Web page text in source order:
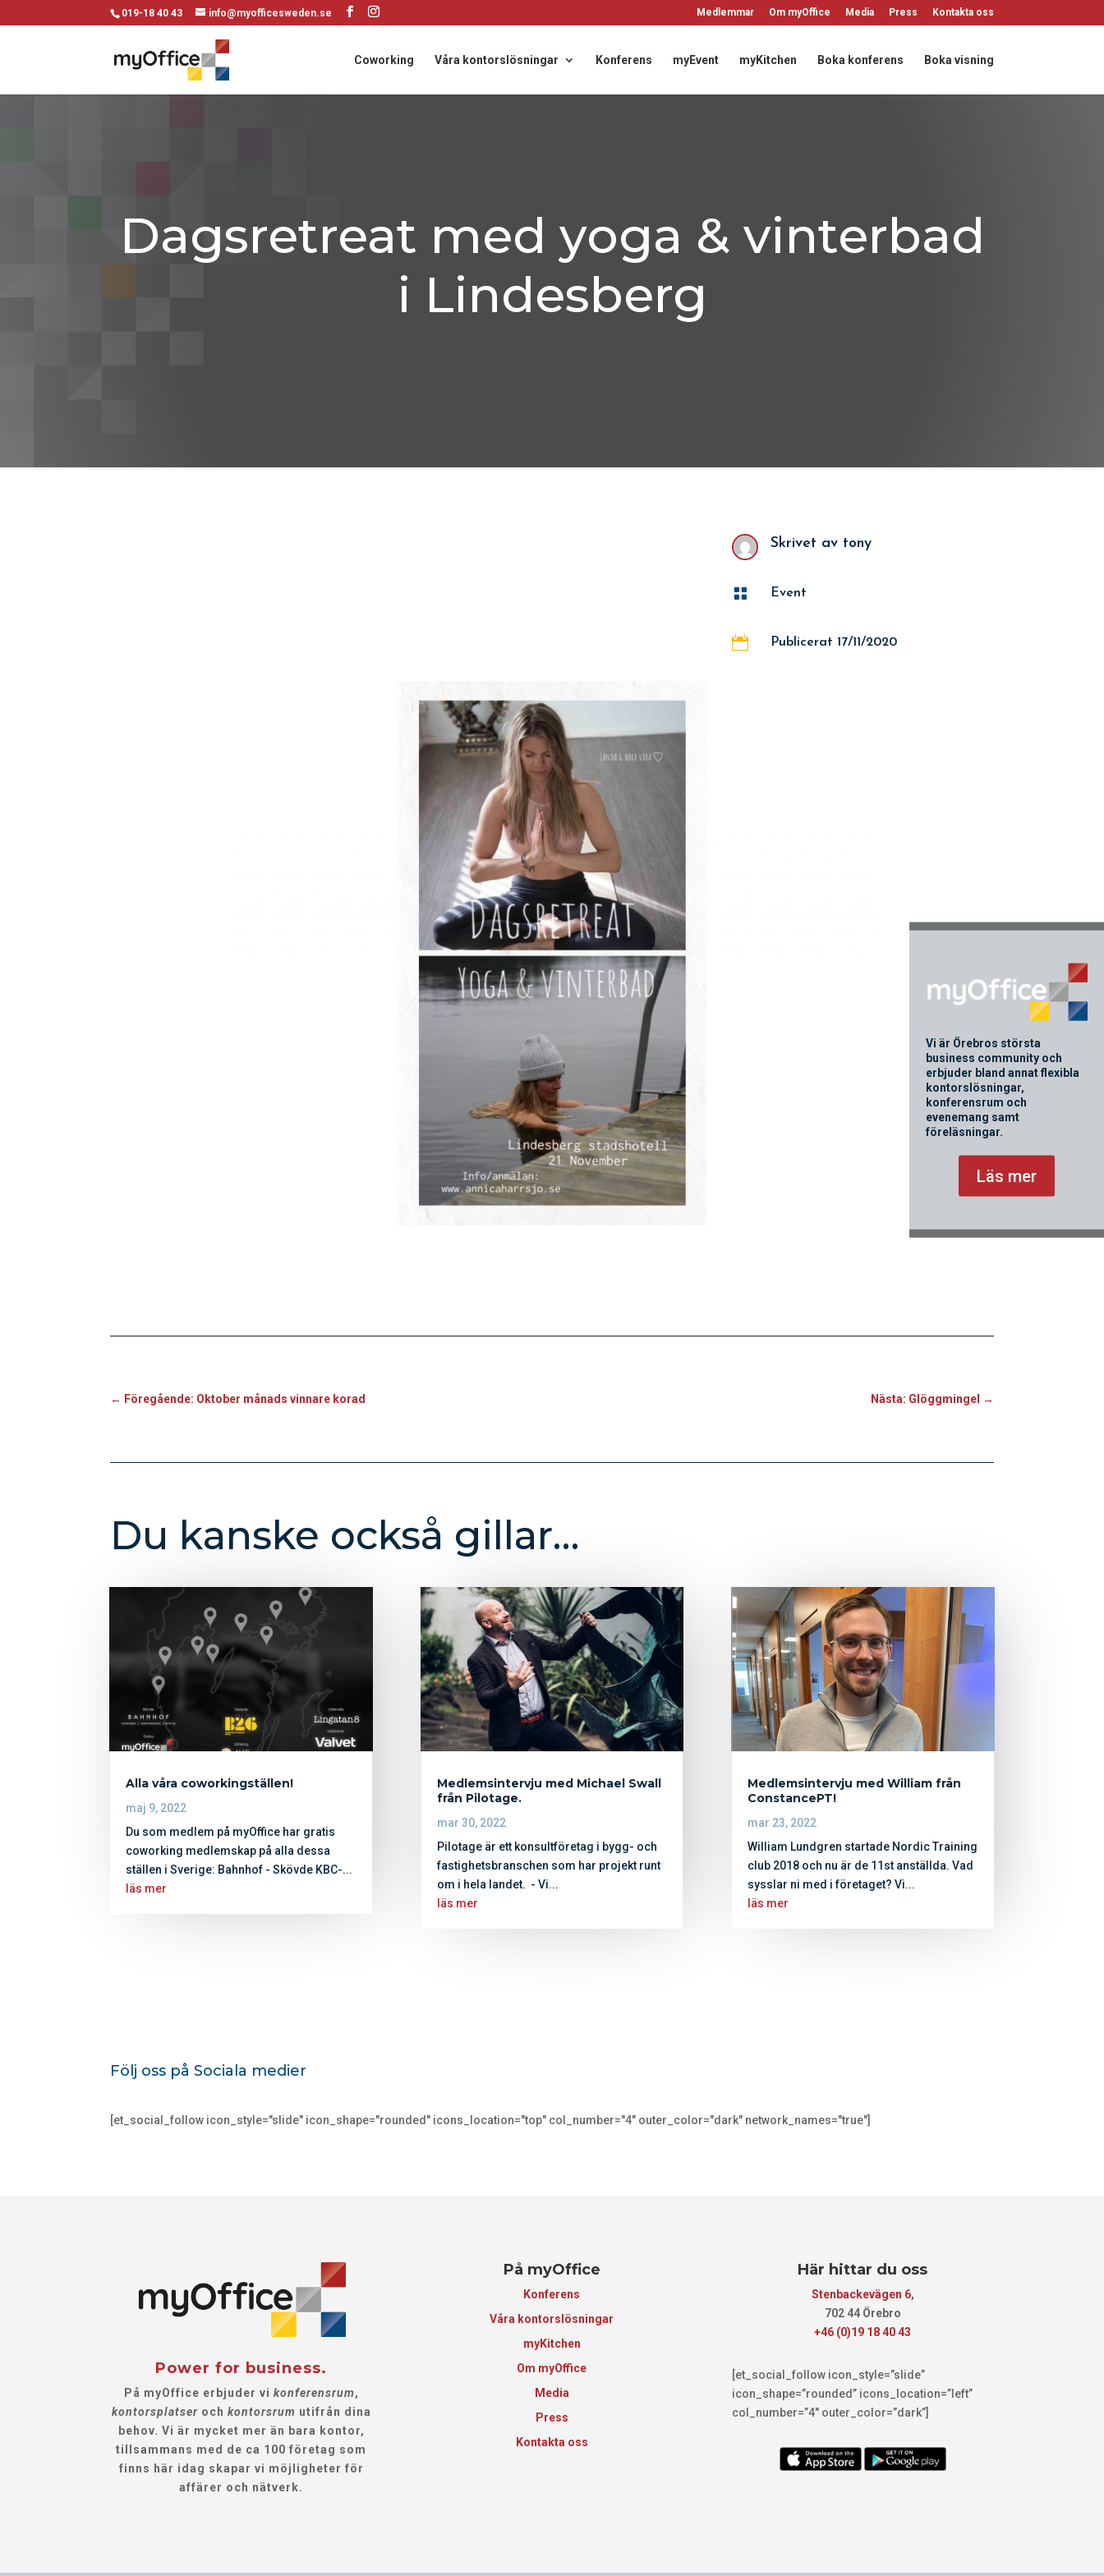
019-18 40 43 info@myofficesweden.se Medlemmar Om myOffice Media Press Kontakta oss
Coworking Våra kontorslösningar Konferens myEvent myKitchen Boka konferens Boka visning
Dagsretreat med yoga & vinterbad
i Lindesberg
Skrivet av tony
 Event
 Publicerat 17/11/2020
Vi är Örebros största
business community och
erbjuder bland annat flexibla
kontorslösningar,
konferensrum och
evenemang samt
föreläsningar.
Läs mer
← Föregående: Oktober månads vinnare korad Nästa: Glöggmingel →
Du kanske också gillar…
Alla våra coworkingställen!
maj 9, 2022
Du som medlem på myOffice har gratis
coworking medlemskap på alla dessa
ställen i Sverige: Bahnhof - Skövde KBC-...
läs mer
Medlemsintervju med Michael Swall
från Pilotage.
mar 30, 2022
Pilotage är ett konsultföretag i bygg- och
fastighetsbranschen som har projekt runt
om i hela landet. - Vi...
läs mer
Medlemsintervju med William från
ConstancePT!
mar 23, 2022
William Lundgren startade Nordic Training
club 2018 och nu är de 11st anställda. Vad
sysslar ni med i företaget? Vi...
läs mer
Följ oss på Sociala medier
[et_social_follow icon_style="slide" icon_shape="rounded" icons_location="top" col_number="4" outer_color="dark" network_names="true"]
Power for business.
På myOffice erbjuder vi konferensrum,
kontorsplatseroch kontorsrum utifrån dina
behov. Vi är mycket mer än bara kontor,
tillsammans med de ca 100 företag som
finns här idag skapar vi möjligheter för
affärer och nätverk.
På myOffice
Konferens
Våra kontorslösningar
myKitchen
Om myOffice
Media
Press
Kontakta oss
Här hittar du oss
Stenbackevägen 6,
702 44 Örebro
+46 (0)19 18 40 43
[et_social_follow icon_style=”slide”
icon_shape=”rounded” icons_location=”left”
col_number=”4″ outer_color=”dark”]